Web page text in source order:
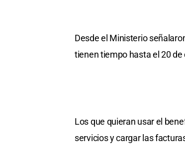
Desde el Ministerio
tienen tiempo hasta el 20
Los que quieran usar el
servicios y cargar las